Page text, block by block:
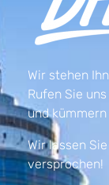
Wir stehen
Rufen Sie
und
Wir lassen
versprochen!